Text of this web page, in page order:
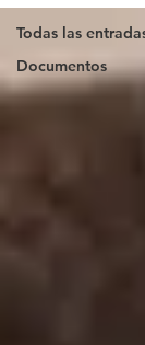
Todas las
Documentos